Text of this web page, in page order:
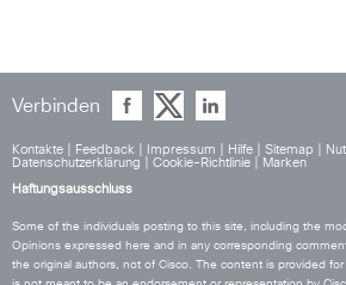
Verbinden
Kontakte Feedback Impressum Hilfe Sitemap
Datenschutzerklärung
Cookie-Richtlinie
Marken
Haftungsausschluss
Some of the individuals posting to this site, including the
Opinions expressed here and in any corresponding
the original authors, not of Cisco. The content is provided